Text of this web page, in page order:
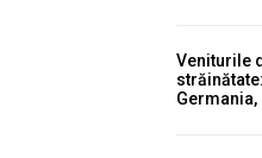
Veniturile
Germania,